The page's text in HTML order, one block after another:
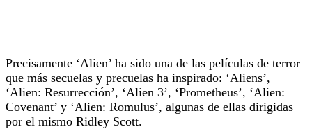
Precisamente ‘Alien’ ha sido una de las películas de terror
que más secuelas y precuelas ha inspirado: ‘Aliens’,
‘Alien: Resurrección’, ‘Alien 3’, ‘Prometheus’, ‘Alien:
Covenant’ y ‘Alien: Romulus’, algunas de ellas dirigidas
por el mismo Ridley Scott.